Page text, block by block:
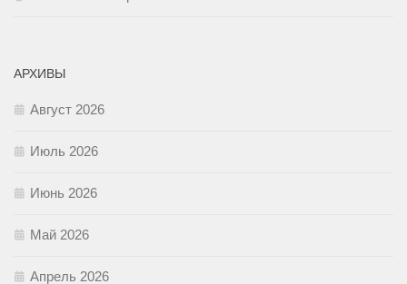
АРХИВЫ
Август 2026
Июль 2026
Июнь 2026
Май 2026
Апрель 2026